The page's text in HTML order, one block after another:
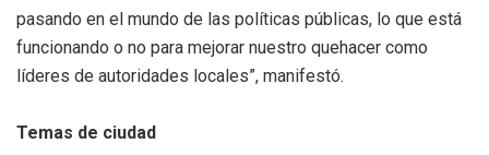
pasando en el mundo de las políticas públicas, lo que está
funcionando o no para mejorar nuestro quehacer como
líderes de autoridades locales”, manifestó.
Temas de ciudad